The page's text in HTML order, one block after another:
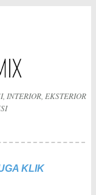
INTERIOR, EKSTERIOR
KLIK